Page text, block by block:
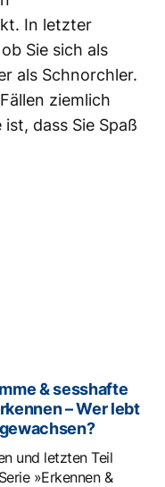
In letzter
Sie sich als
als Schnorchler.
ziemlich
dass Sie Spaß
& sesshafte
– Wer lebt
und letzten Teil
»Erkennen &